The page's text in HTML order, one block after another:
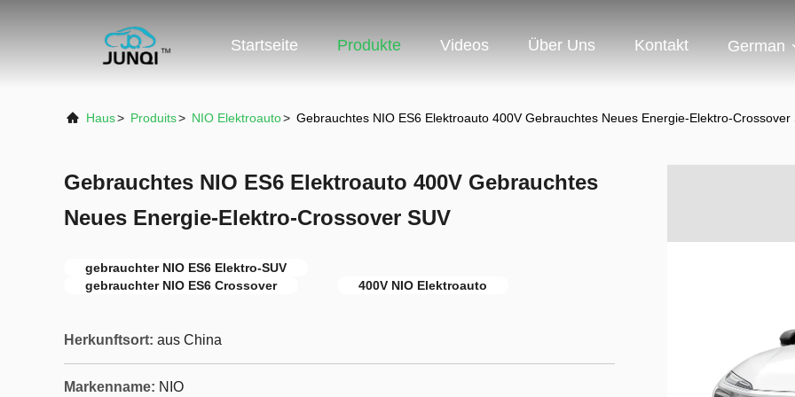
Startseite Produkte Videos Über Uns Kontakt German
Haus> Produits> NIO Elektroauto> Gebrauchtes NIO ES6 Elektroauto 400V Gebrauchtes Neues Energie-Elektro-Crossover
Gebrauchtes NIO ES6 Elektroauto 400V Gebrauchtes
Neues Energie-Elektro-Crossover SUV
gebrauchter NIO ES6 Elektro-SUV
gebrauchter NIO ES6 Crossover
400V NIO Elektroauto
Herkunftsort: aus China
Markenname: NIO